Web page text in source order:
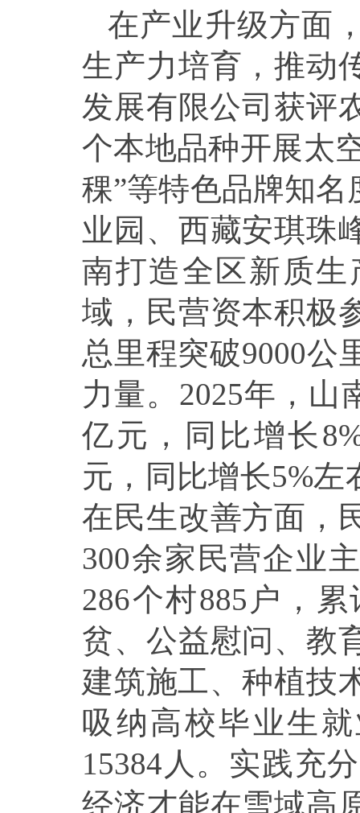
在产业升级方面
生产力培育，推动
发展有限公司获评
个本地品种开展太
稞”等特色品牌知
业园、西藏安琪珠
南打造全区新质
域，民营资本积极
总里程突破9000公
力量。2025年，山
亿元，同比增长
元，同比增长5%
在民生改善方面，
300余家民营企业
286个村885户，
贫、公益慰问、教
建筑施工、种植技
吸纳高校毕业生
15384人。实践充
经济才能在雪域高